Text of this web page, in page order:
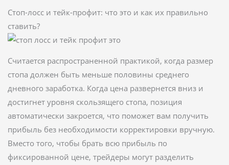
Стоп-лосс и тейк-профит: что это и как их правильно
ставить?
Считается распространенной практикой, когда размер
стопа должен быть меньше половины среднего
дневного заработка. Когда цена развернется вниз и
достигнет уровня скользящего стопа, позиция
автоматически закроется, что поможет вам получить
прибыль без необходимости корректировки вручную.
Вместо того, чтобы брать всю прибыль по
фиксированной цене, трейдеры могут разделить